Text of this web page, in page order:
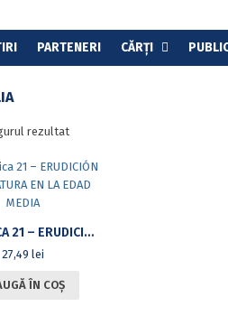
PARTENERI CĂRȚI
rezultat
ROMANICA 21 – ERUDICIÓN Y LITERATURA EN LA EDAD MEDIA
27,49lei
ÎN COȘ